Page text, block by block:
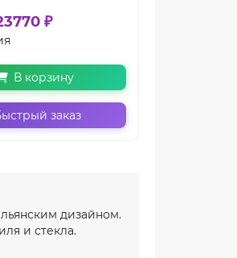
₽
В корзину
заказ
дизайном.
и стекла.